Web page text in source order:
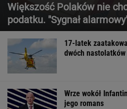
Większość Polaków nie
podatku. "Sygnał
17-latek
dwóch nastolatków
Wrze wokół
jego romans